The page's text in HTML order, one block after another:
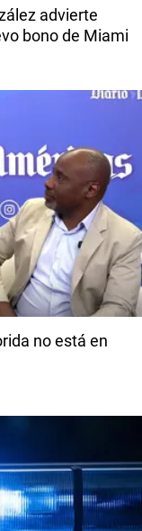
advierte
bono de Miami
no está en